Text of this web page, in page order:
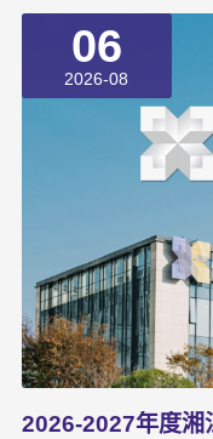
06
2026-08